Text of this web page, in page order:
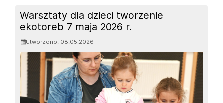
Warsztaty dla dzieci tworzenie
ekotoreb 7 maja 2026 r.
Utworzono: 08.05.2026